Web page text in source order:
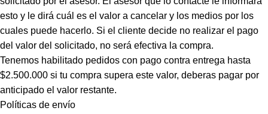
esto y le dirá cuál es el valor a cancelar y los medios por los
cuales puede hacerlo. Si el cliente decide no realizar el pago
del valor del solicitado, no será efectiva la compra.
Tenemos habilitado pedidos con pago contra entrega hasta
$2.500.000 si tu compra supera este valor, deberas pagar por
anticipado el valor restante.
Políticas de envío